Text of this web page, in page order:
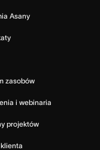
Asany
zasobów
i webinaria
projektów